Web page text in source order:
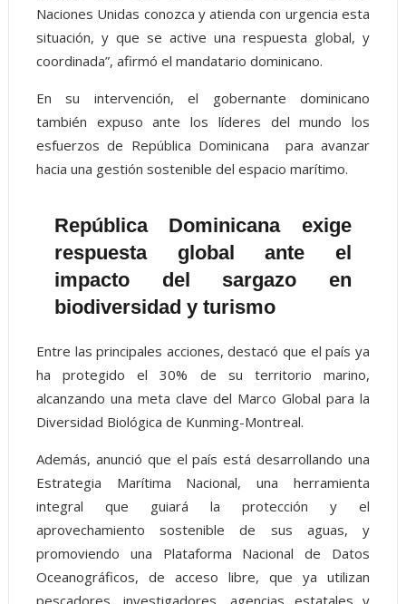
Naciones Unidas conozca y atienda con urgencia esta
situación, y que se active una respuesta global, y
coordinada”, afirmó el mandatario dominicano.
En su intervención, el gobernante dominicano
también expuso ante los líderes del mundo los
esfuerzos de República Dominicana para avanzar
hacia una gestión sostenible del espacio marítimo.
República Dominicana exige
respuesta global ante el
impacto del sargazo en
biodiversidad y turismo
Entre las principales acciones, destacó que el país ya
ha protegido el 30% de su territorio marino,
alcanzando una meta clave del Marco Global para la
Diversidad Biológica de Kunming-Montreal.
Además, anunció que el país está desarrollando una
Estrategia Marítima Nacional, una herramienta
integral que guiará la protección y el
aprovechamiento sostenible de sus aguas, y
promoviendo una Plataforma Nacional de Datos
Oceanográficos, de acceso libre, que ya utilizan
pescadores, investigadores, agencias estatales y